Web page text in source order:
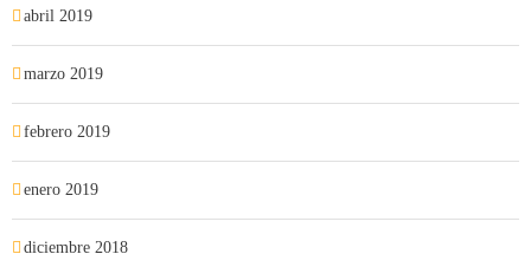
abril 2019
marzo 2019
febrero 2019
enero 2019
diciembre 2018